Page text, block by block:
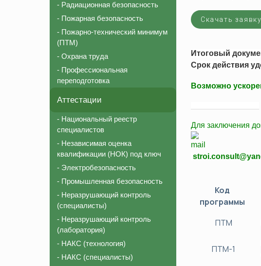
НАКС (специалисты)
Рабочие профессии
Соответствие должности для СРО
Внесение в реестр НОСТРОЙ
Аттестация строительной лаборатории
Независимая оценка квалификации (НОК)
Национальный реестр специалистов (НРС)
Пожарная безопасность
Охрана труда
Профессиональная
- Радиационная безопасность
- Пожарная безопасность
- Пожарно-технический минимум
(ПТМ)
- Охрана труда
- Профессиональная
переподготовка
Аттестации
- Национальный реестр
специалистов
- Независимая оценка
квалификации (НОК) под ключ
- Электробезопасность
- Промышленная безопасность
- Неразрушающий контроль
(специалисты)
- Неразрушающий контроль
(лаборатория)
- НАКС (технология)
- НАКС (специалисты)
Скачать
Итоговый
Срок действия
Возможно
Для заключения
Код
программы
ПТМ
ПТМ-1